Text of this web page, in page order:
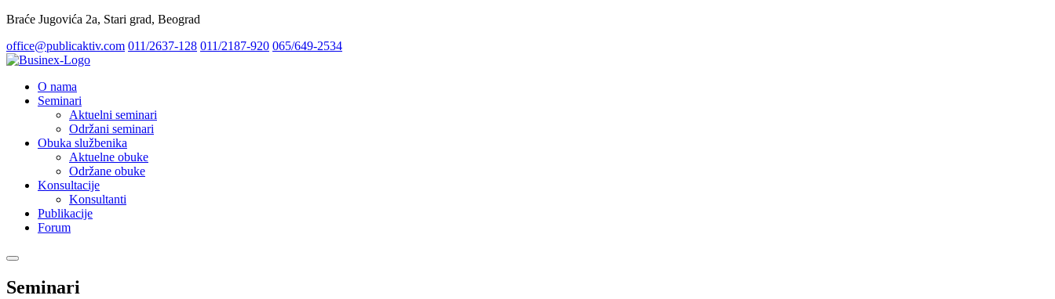
Braće Jugovića 2a, Stari grad, Beograd
office@publicaktiv.com 011/2637-128 011/2187-920 065/649-2534
O nama
Seminari
Aktuelni seminari
Održani seminari
Obuka službenika
Aktuelne obuke
Održane obuke
Konsultacije
Konsultanti
Publikacije
Forum
Seminari